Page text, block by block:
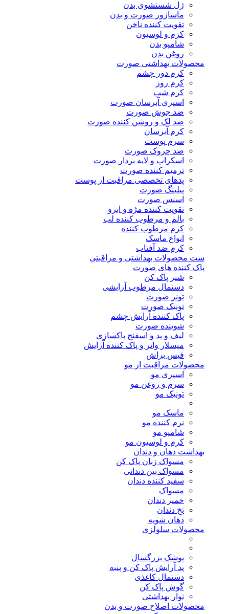
ژل شستشوی بدن
ماساژور صورت و بدن
تقویت کننده ناخن
کرم و لوسیون
شامپو بدن
روغن بدن
محصولات بهداشتی صورت
کرم دور چشم
کرم روز
کرم شب
اسپری آبرسان صورت
ضد جوش صورت
ضد لک و روشن کننده صورت
کرم آبرسان
سرم پوست
ضد چروک صورت
اسکراب و لایه بردار صورت
ترمیم کننده صورت
پدهای تخصصی مراقبت از پوست
پیلینگ صورت
اسنس صورت
تقویت کننده مژه و ابرو
بالم و مرطوب کننده لب
کرم مرطوب کننده
انواع ماسک
کرم ضد آفتاب
ست محصولات بهداشتی و مراقبتی
پاک کننده های صورت
شیر پاک کن
دستمال مرطوب آرایشی
تونر صورت
تونیک صورت
پاک کننده آرایش چشم
شوینده صورت
لیف و پد و اسفنج پاکسازی
میسلار واتر و پاک کننده آرایش
فیس براش
محصولات مراقبت از مو
اسپری مو
سرم و روغن مو
تونیک مو
ماسک مو
نرم کننده مو
شامپو مو
کرم و لوسیون مو
بهداشت دهان و دندان
مسواک زبان پاک کن
مسواک بین دندانی
سفید کننده دندان
مسواک
خمیر دندان
نخ دندان
دهان شویه
محصولات سلولزی
پوشک بزرگسال
پد آرایش پاک کن و پنبه
دستمال کاغذی
گوش پاک کن
نوار بهداشتی
محصولات اصلاح صورت و بدن